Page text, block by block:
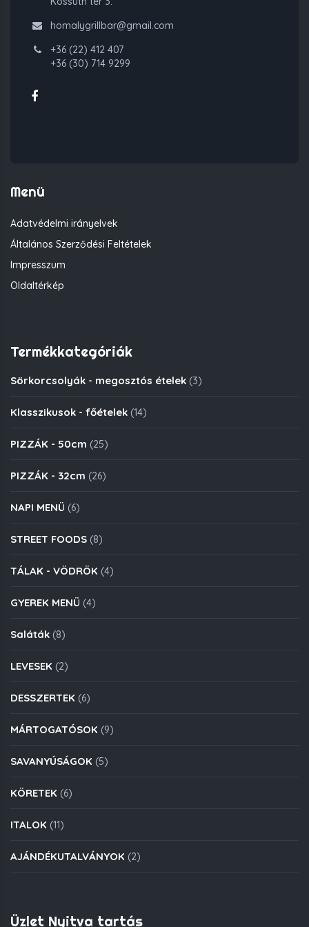
homalygrillbar@gmail.com
+36 (22) 412 407
+36 (30) 714 9299
Menü
Adatvédelmi irányelvek
Általános Szerződési Feltételek
Impresszum
Oldaltérkép
Termékkategóriák
Sörkorcsolyák - megosztós ételek (3)
Klasszikusok - főételek (14)
PIZZÁK - 50cm (25)
PIZZÁK - 32cm (26)
NAPI MENÜ (6)
STREET FOODS (8)
TÁLAK - VÖDRÖK (4)
GYEREK MENÜ (4)
Saláták (8)
LEVESEK (2)
DESSZERTEK (6)
MÁRTOGATÓSOK (9)
SAVANYÚSÁGOK (5)
KÖRETEK (6)
ITALOK (11)
AJÁNDÉKUTALVÁNYOK (2)
Üzlet Nyitva tartás